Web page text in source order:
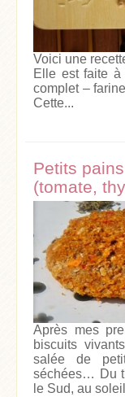
Voici une
Elle est faite
complet –
Cette...
Petits
(tomate,
Après mes
biscuits
salée de
séchées… Du
le Sud, au